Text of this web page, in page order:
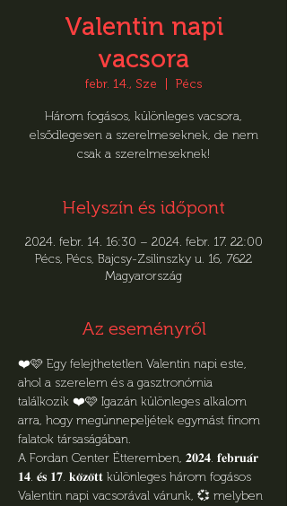
Valentin napi
vacsora
febr. 14., Sze Pécs
Három fogásos, különleges vacsora,
elsődlegesen a szerelmeseknek, de nem
csak a szerelmeseknek!
Helyszín és időpont
2024. febr. 14. 16:30 – 2024. febr. 17. 22:00
Pécs, Pécs, Bajcsy-Zsilinszky u. 16, 7622
Magyarország
Az eseményről
❤️🩷 Egy felejthetetlen Valentin napi este,
ahol a szerelem és a gasztronómia
találkozik ❤️🩷 Igazán különleges alkalom
arra, hogy megünnepeljétek egymást finom
falatok társaságában.
A Fordan Center Étteremben, 𝟐𝟎𝟐𝟒. 𝐟𝐞𝐛𝐫𝐮𝐚́𝐫
𝟏𝟒. 𝐞́𝐬 𝟏𝟕. 𝐤𝐨̈𝐳𝐨̈𝐭𝐭 különleges három fogásos
Valentin napi vacsorával várunk, 💞 melyben